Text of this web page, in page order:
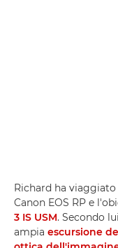
Richard ha
Canon EOS RP e
3 IS USM. Secondo
ampia escursione